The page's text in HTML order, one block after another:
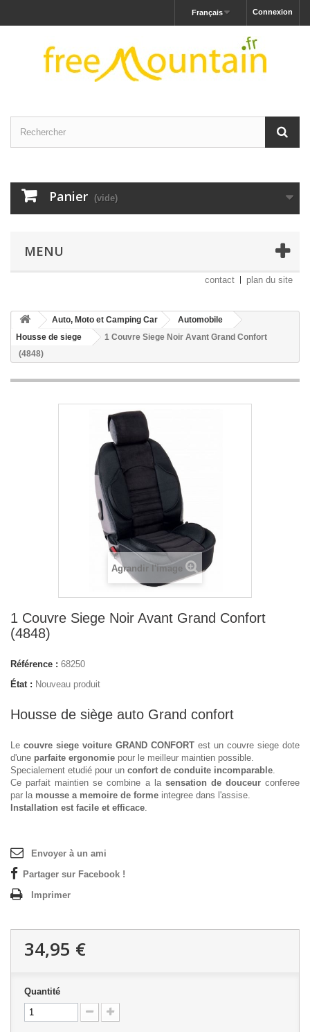
Connexion
Français
Panier (vide)
MENU
contact plan du site
Auto, Moto et Camping Car
Automobile
Housse de siege
1 Couvre Siege Noir Avant Grand Confort
(4848)
Agrandir l'image
1 Couvre Siege Noir Avant Grand Confort
(4848)
Référence : 68250
État : Nouveau produit
Housse de siège auto Grand confort
Le couvre siege voiture GRAND CONFORT est un couvre siege dote
d'une parfaite ergonomie pour le meilleur maintien possible.
Specialement etudié pour un confort de conduite incomparable.
Ce parfait maintien se combine a la sensation de douceurconferee
par la mousse a memoire de forme integree dans l'assise.
Installation est facile et efficace.
Envoyer à un ami
Partager sur Facebook !
Imprimer
34,95 €
Quantité